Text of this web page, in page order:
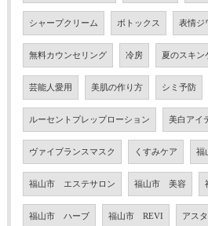
シャープクリーム ボトックス 表情ジ
無料カウンセリング 冷房 夏のスキン
芸能人愛用 美肌の作り方 シミ予防
ルーセントプレップローション 美白アイ
ヴァイブランスマスク くすみケア 福
福山市 エステサロン 福山市 美容
福山市 ハーブ 福山市 REVI アス